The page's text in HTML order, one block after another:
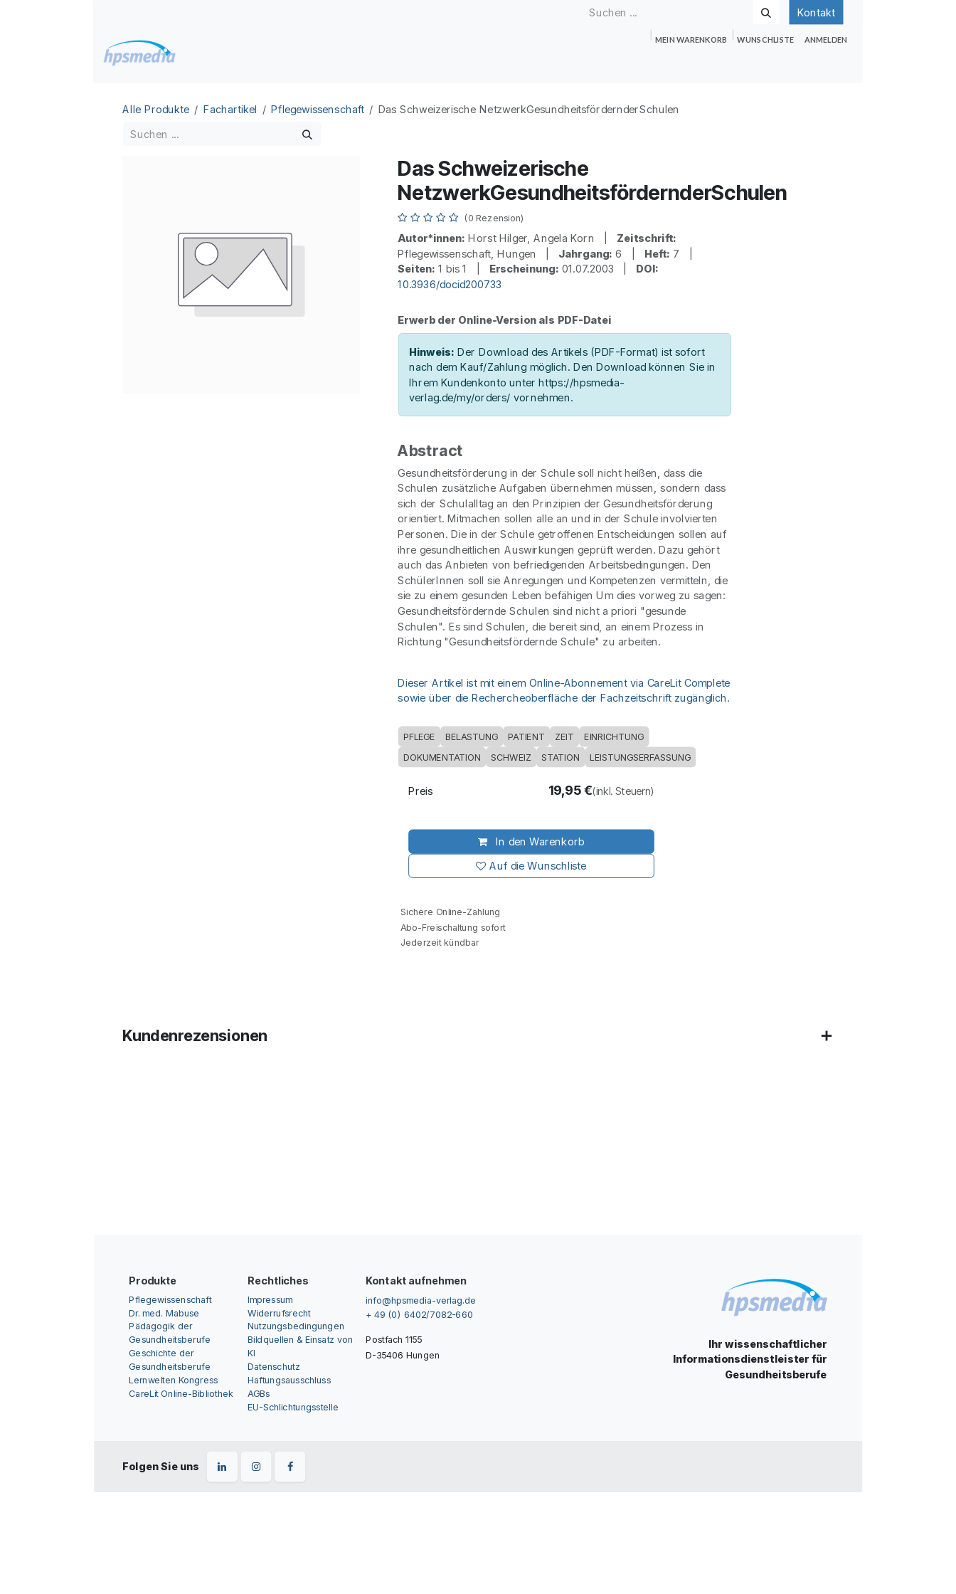
Kontakt
MEIN WARENKORB WUNSCHLISTE ANMELDEN
Alle Produkte Fachartikel Pflegewissenschaft Das Schweizerische NetzwerkGesundheitsfördernderSchulen
Das Schweizerische
NetzwerkGesundheitsfördernderSchulen
(0 Rezension)
Autor*innen: Horst Hilger, Angela Korn | Zeitschrift:
Pflegewissenschaft, Hungen | Jahrgang: 6 | Heft: 7 |
Seiten: 1 bis 1 | Erscheinung: 01.07.2003 | DOI:
10.3936/docid200733
Erwerb der Online-Version als PDF-Datei
Hinweis: Der Download des Artikels (PDF-Format) ist sofort
nach dem Kauf/Zahlung möglich. Den Download können Sie in
Ihrem Kundenkonto unter https://hpsmedia-
verlag.de/my/orders/ vornehmen.
Abstract
Gesundheitsförderung in der Schule soll nicht heißen, dass die
Schulen zusätzliche Aufgaben übernehmen müssen, sondern dass
sich der Schulalltag an den Prinzipien der Gesundheitsförderung
orientiert. Mitmachen sollen alle an und in der Schule involvierten
Personen. Die in der Schule getroffenen Entscheidungen sollen auf
ihre gesundheitlichen Auswirkungen geprüft werden. Dazu gehört
auch das Anbieten von befriedigenden Arbeitsbedingungen. Den
SchülerInnen soll sie Anregungen und Kompetenzen vermitteln, die
sie zu einem gesunden Leben befähigen Um dies vorweg zu sagen:
Gesundheitsfördernde Schulen sind nicht a priori "gesunde
Schulen". Es sind Schulen, die bereit sind, an einem Prozess in
Richtung "Gesundheitsfördernde Schule" zu arbeiten.
Dieser Artikel ist mit einem Online-Abonnement via CareLit Complete
sowie über die Rechercheoberfläche der Fachzeitschrift zugänglich.
PFLEGE BELASTUNG PATIENT ZEIT EINRICHTUNG
DOKUMENTATION SCHWEIZ STATION LEISTUNGSERFASSUNG
In den Warenkorb
Auf die Wunschliste
Preis 19,95€(inkl. Steuern)
Sichere Online-Zahlung
Abo-Freischaltung sofort
Jederzeit kündbar
Kundenrezensionen
Produkte
Pflegewissenschaft
Dr. med. Mabuse
Pädagogik der
Gesundheitsberufe
Geschichte der
Gesundheitsberufe
Lernwelten Kongress
CareLit Online-Bibliothek
Rechtliches
Impressum
Widerrufsrecht
Nutzungsbedingungen
Bildquellen & Einsatz von
KI
Datenschutz
Haftungsausschluss
AGBs
EU-Schlichtungsstelle
Kontakt aufnehmen
info@hpsmedia-verlag.de
+ 49 (0) 6402/7082-660
Postfach 1155
D-35406 Hungen
Ihr wissenschaftlicher
Informationsdienstleister für
Gesundheitsberufe
Folgen Sie uns